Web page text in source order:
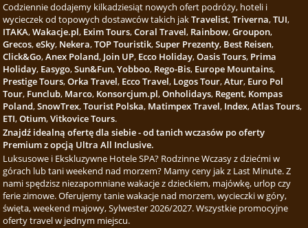
Codziennie dodajemy kilkadziesiąt nowych ofert podróży, hoteli i
wycieczek od topowych dostawców takich jakTravelist,Triverna,TUI,
ITAKA,Wakacje.pl, Exim Tours,Coral Travel, Rainbow,Groupon,
Grecos,eSky, Nekera,TOP Touristik,Super Prezenty, Best Reisen,
Click&Go,Anex Poland, Join UP, Ecco Holiday,Oasis Tours, Prima
Holiday, Easygo,Sun&Fun,Yobboo, Rego-Bis, Europe Mountains,
Prestige Tours,Orka Travel, Ecco Travel, Logos Tour,Atur, Euro Pol
Tour, Funclub, Marco, Konsorcjum.pl,Onholidays, Regent, Kompas
Poland,SnowTrex,Tourist Polska, Matimpex Travel, Index,Atlas Tours,
ETI,Otium,Vitkovice Tours.
Znajdź idealną ofertę dla siebie - od tanich wczasów po oferty
Premium z opcją Ultra All Inclusive.
Luksusowe i Ekskluzywne Hotele SPA? Rodzinne Wczasy z dziećmi w
górach lub tani weekend nad morzem? Mamy ceny jak z Last Minute. Z
nami spędzisz niezapomniane wakacje z dzieckiem, majówkę, urlop czy
ferie zimowe. Oferujemy tanie wakacje nad morzem, wycieczki w góry,
święta, weekend majowy, Sylwester 2026/2027. Wszystkie promocyjne
oferty travel w jednym miejscu.